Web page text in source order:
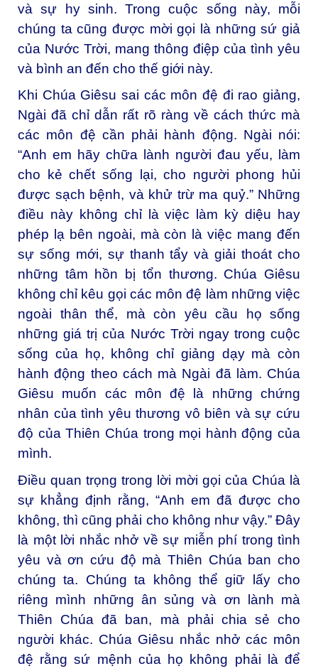
và sự hy sinh. Trong cuộc sống này, mỗi
chúng ta cũng được mời gọi là những sứ giả
của Nước Trời, mang thông điệp của tình yêu
và bình an đến cho thế giới này.
Khi Chúa Giêsu sai các môn đệ đi rao giảng,
Ngài đã chỉ dẫn rất rõ ràng về cách thức mà
các môn đệ cần phải hành động. Ngài nói:
“Anh em hãy chữa lành người đau yếu, làm
cho kẻ chết sống lại, cho người phong hủi
được sạch bệnh, và khử trừ ma quỷ.” Những
điều này không chỉ là việc làm kỳ diệu hay
phép lạ bên ngoài, mà còn là việc mang đến
sự sống mới, sự thanh tẩy và giải thoát cho
những tâm hồn bị tổn thương. Chúa Giêsu
không chỉ kêu gọi các môn đệ làm những việc
ngoài thân thể, mà còn yêu cầu họ sống
những giá trị của Nước Trời ngay trong cuộc
sống của họ, không chỉ giảng dạy mà còn
hành động theo cách mà Ngài đã làm. Chúa
Giêsu muốn các môn đệ là những chứng
nhân của tình yêu thương vô biên và sự cứu
độ của Thiên Chúa trong mọi hành động của
mình.
Điều quan trọng trong lời mời gọi của Chúa là
sự khẳng định rằng, “Anh em đã được cho
không, thì cũng phải cho không như vậy.” Đây
là một lời nhắc nhở về sự miễn phí trong tình
yêu và ơn cứu độ mà Thiên Chúa ban cho
chúng ta. Chúng ta không thể giữ lấy cho
riêng mình những ân sủng và ơn lành mà
Thiên Chúa đã ban, mà phải chia sẻ cho
người khác. Chúa Giêsu nhắc nhở các môn
đệ rằng sứ mệnh của họ không phải là để